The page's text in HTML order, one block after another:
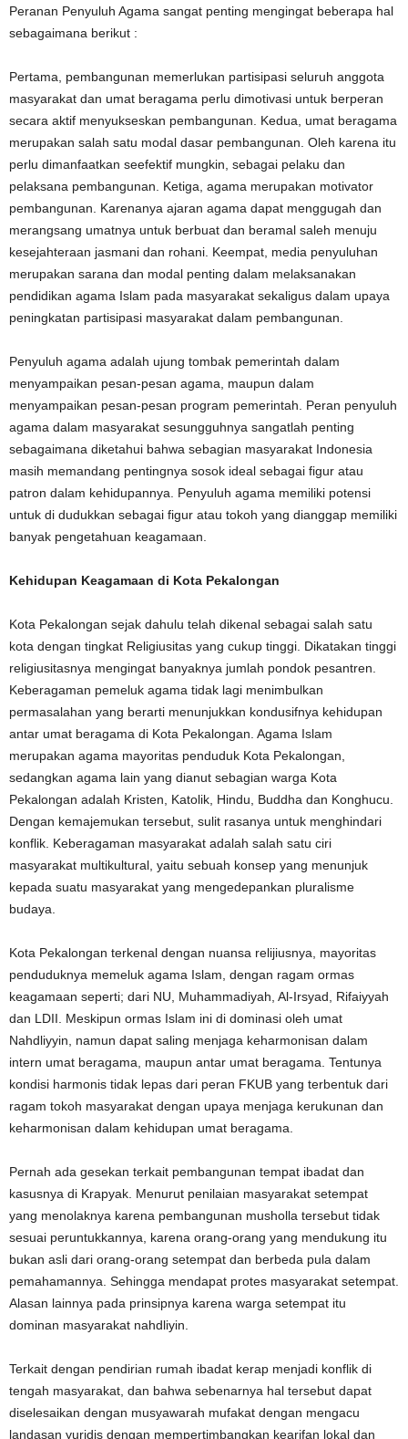
Peranan Penyuluh Agama sangat penting mengingat beberapa hal
sebagaimana berikut :
Pertama, pembangunan memerlukan partisipasi seluruh anggota
masyarakat dan umat beragama perlu dimotivasi untuk berperan
secara aktif menyukseskan pembangunan. Kedua, umat beragama
merupakan salah satu modal dasar pembangunan. Oleh karena itu
perlu dimanfaatkan seefektif mungkin, sebagai pelaku dan
pelaksana pembangunan. Ketiga, agama merupakan motivator
pembangunan. Karenanya ajaran agama dapat menggugah dan
merangsang umatnya untuk berbuat dan beramal saleh menuju
kesejahteraan jasmani dan rohani. Keempat, media penyuluhan
merupakan sarana dan modal penting dalam melaksanakan
pendidikan agama Islam pada masyarakat sekaligus dalam upaya
peningkatan partisipasi masyarakat dalam pembangunan.
Penyuluh agama adalah ujung tombak pemerintah dalam
menyampaikan pesan-pesan agama, maupun dalam
menyampaikan pesan-pesan program pemerintah. Peran penyuluh
agama dalam masyarakat sesungguhnya sangatlah penting
sebagaimana diketahui bahwa sebagian masyarakat Indonesia
masih memandang pentingnya sosok ideal sebagai figur atau
patron dalam kehidupannya. Penyuluh agama memiliki potensi
untuk di dudukkan sebagai figur atau tokoh yang dianggap memiliki
banyak pengetahuan keagamaan.
Kehidupan Keagamaan di Kota Pekalongan
Kota Pekalongan sejak dahulu telah dikenal sebagai salah satu
kota dengan tingkat Religiusitas yang cukup tinggi. Dikatakan tinggi
religiusitasnya mengingat banyaknya jumlah pondok pesantren.
Keberagaman pemeluk agama tidak lagi menimbulkan
permasalahan yang berarti menunjukkan kondusifnya kehidupan
antar umat beragama di Kota Pekalongan. Agama Islam
merupakan agama mayoritas penduduk Kota Pekalongan,
sedangkan agama lain yang dianut sebagian warga Kota
Pekalongan adalah Kristen, Katolik, Hindu, Buddha dan Konghucu.
Dengan kemajemukan tersebut, sulit rasanya untuk menghindari
konflik. Keberagaman masyarakat adalah salah satu ciri
masyarakat multikultural, yaitu sebuah konsep yang menunjuk
kepada suatu masyarakat yang mengedepankan pluralisme
budaya.
Kota Pekalongan terkenal dengan nuansa relijiusnya, mayoritas
penduduknya memeluk agama Islam, dengan ragam ormas
keagamaan seperti; dari NU, Muhammadiyah, Al-Irsyad, Rifaiyyah
dan LDII. Meskipun ormas Islam ini di dominasi oleh umat
Nahdliyyin, namun dapat saling menjaga keharmonisan dalam
intern umat beragama, maupun antar umat beragama. Tentunya
kondisi harmonis tidak lepas dari peran FKUB yang terbentuk dari
ragam tokoh masyarakat dengan upaya menjaga kerukunan dan
keharmonisan dalam kehidupan umat beragama.
Pernah ada gesekan terkait pembangunan tempat ibadat dan
kasusnya di Krapyak. Menurut penilaian masyarakat setempat
yang menolaknya karena pembangunan musholla tersebut tidak
sesuai peruntukkannya, karena orang-orang yang mendukung itu
bukan asli dari orang-orang setempat dan berbeda pula dalam
pemahamannya. Sehingga mendapat protes masyarakat setempat.
Alasan lainnya pada prinsipnya karena warga setempat itu
dominan masyarakat nahdliyin.
Terkait dengan pendirian rumah ibadat kerap menjadi konflik di
tengah masyarakat, dan bahwa sebenarnya hal tersebut dapat
diselesaikan dengan musyawarah mufakat dengan mengacu
landasan yuridis dengan mempertimbangkan kearifan lokal dan